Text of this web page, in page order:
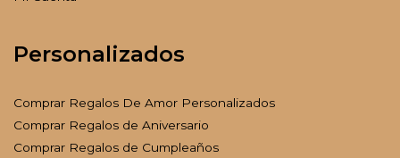
Personalizados
Comprar Regalos De Amor Personalizados
Comprar Regalos de Aniversario
Comprar Regalos de Cumpleaños